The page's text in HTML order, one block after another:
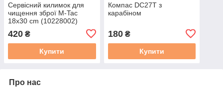
Сервісний килимок для
чищення зброї M-Tac
18x30 cm (10228002)
420 ₴
Купити
Компас DC27Т з
карабіном
180₴
Купити
Про нас